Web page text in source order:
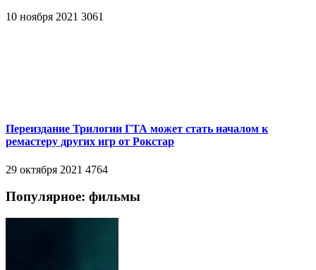
10 ноября 2021 3061
Переиздание Трилогии ГТА может стать началом к
ремастеру других игр от Рокстар
29 октября 2021 4764
Популярное: фильмы